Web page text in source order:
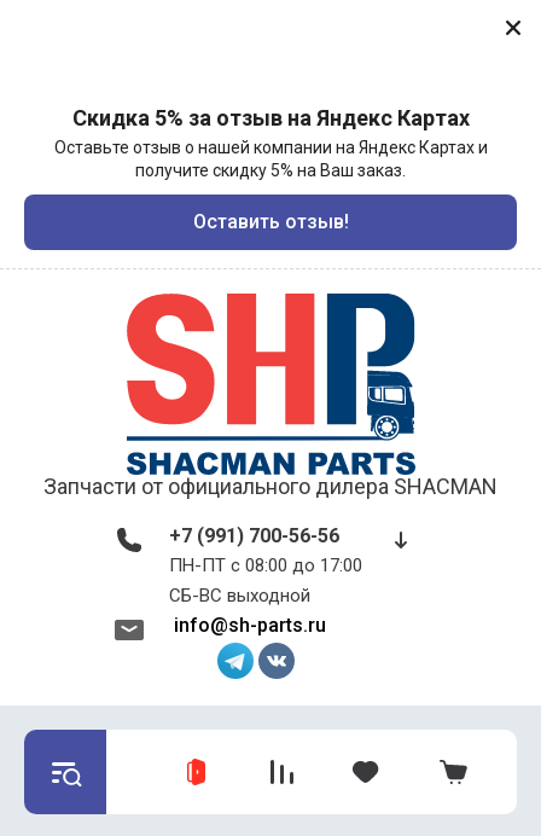
Скидка 5% за отзыв на Яндекс Картах
Оставьте отзыв о нашей компании на Яндекс Картах и
получите скидку 5% на Ваш заказ.
Оставить отзыв!
Запчасти от официального дилера SHACMAN
+7 (991) 700-56-56
ПН-ПТ с 08:00 до 17:00 ​​​​​​​
СБ-ВС выходной
info@sh-parts.ru